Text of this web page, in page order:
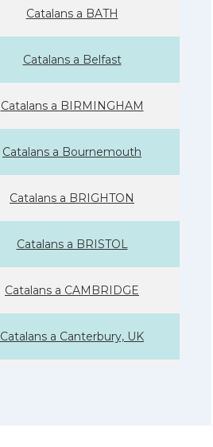
Catalans a BATH
Catalans a Belfast
Catalans a BIRMINGHAM
Catalans a Bournemouth
Catalans a BRIGHTON
Catalans a BRISTOL
Catalans a CAMBRIDGE
Catalans a Canterbury, UK